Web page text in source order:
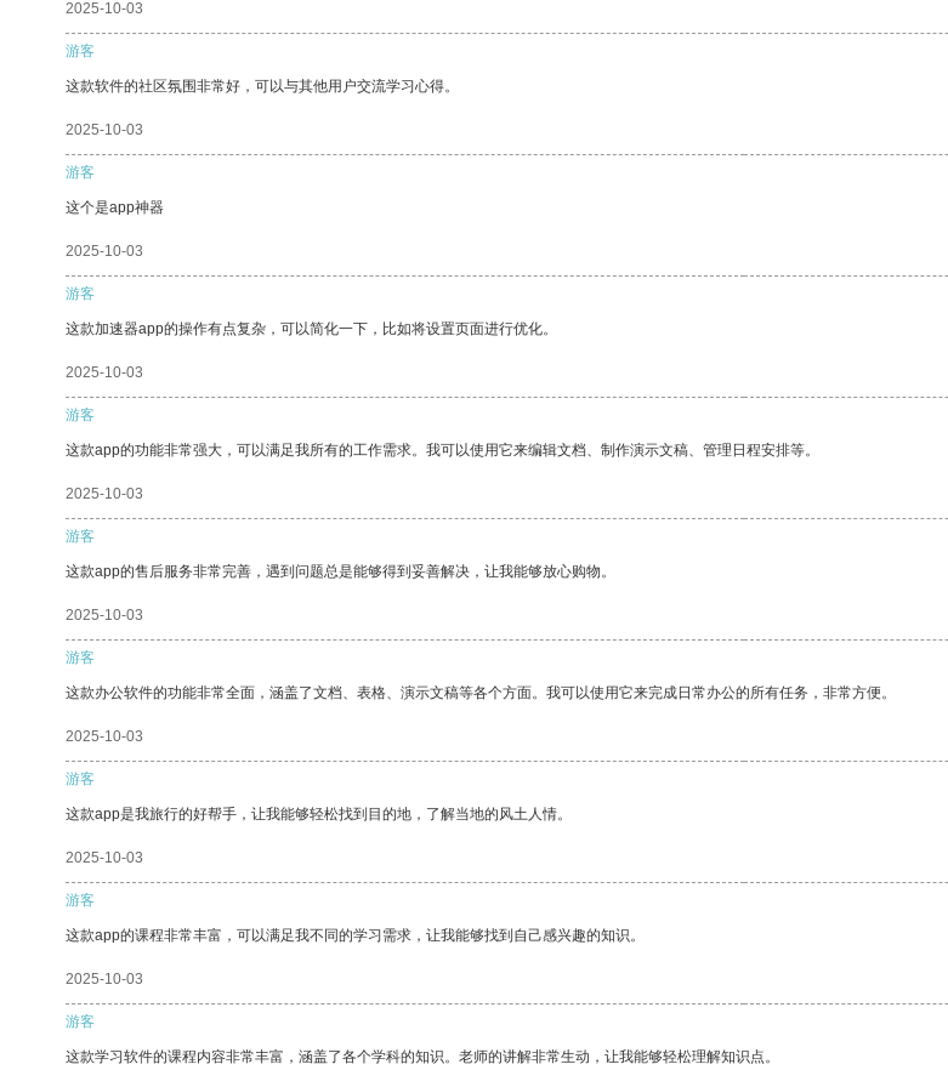
2025-10-03
游客
这款软件的社区氛围非常好，可以与其他用户交流学习心得。
2025-10-03
游客
这个是app神器
2025-10-03
游客
这款加速器app的操作有点复杂，可以简化一下，比如将设置页面进行优化。
2025-10-03
游客
这款app的功能非常强大，可以满足我所有的工作需求。我可以使用它来编辑文档、制作演示文稿、管理日程安排等。
2025-10-03
游客
这款app的售后服务非常完善，遇到问题总是能够得到妥善解决，让我能够放心购物。
2025-10-03
游客
这款办公软件的功能非常全面，涵盖了文档、表格、演示文稿等各个方面。我可以使用它来完成日常办公的所有任务，非常方便。
2025-10-03
游客
这款app是我旅行的好帮手，让我能够轻松找到目的地，了解当地的风土人情。
2025-10-03
游客
这款app的课程非常丰富，可以满足我不同的学习需求，让我能够找到自己感兴趣的知识。
2025-10-03
游客
这款学习软件的课程内容非常丰富，涵盖了各个学科的知识。老师的讲解非常生动，让我能够轻松理解知识点。